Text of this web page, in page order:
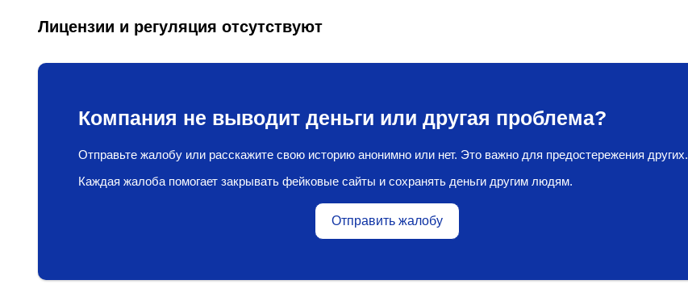
Лицензии и регуляция отсутствуют
Компания не выводит деньги или другая проблема?
Отправьте жалобу или расскажите свою историю анонимно или нет. Это важно для предостережения других.
Каждая жалоба помогает закрывать фейковые сайты и сохранять деньги другим людям.
Отправить жалобу